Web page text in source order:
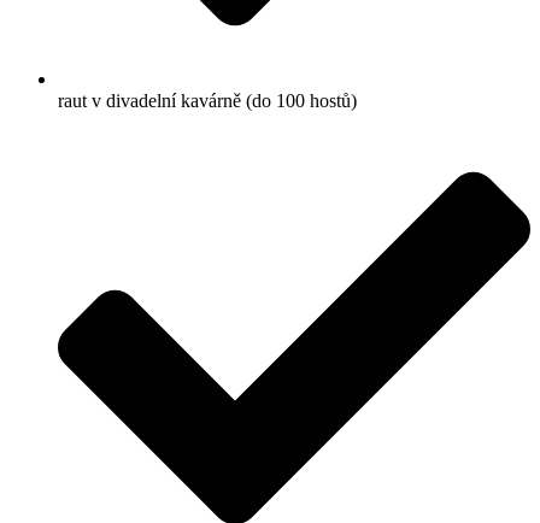
raut v divadelní kavárně (do 100 hostů)